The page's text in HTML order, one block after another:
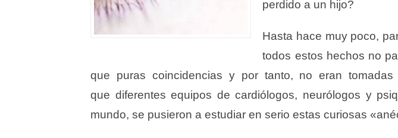
perdido a un hijo?
Hasta hace muy poco,
todos estos hechos no
que puras coincidencias y por tanto, no eran
que diferentes equipos de cardiólogos, neurólogos y
mundo, se pusieron a estudiar en serio estas curiosas